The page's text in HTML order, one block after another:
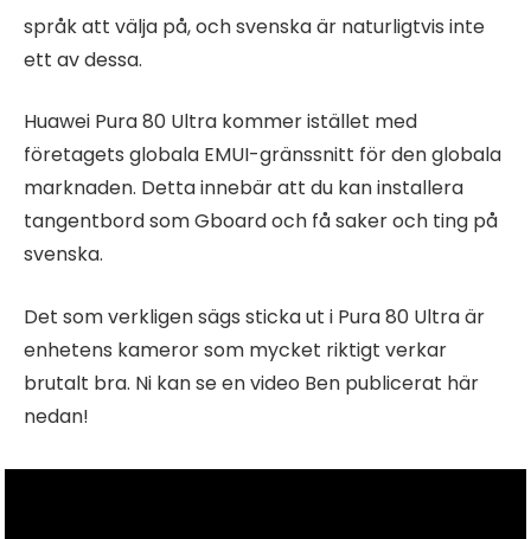
språk att välja på, och svenska är naturligtvis inte
ett av dessa.
Huawei Pura 80 Ultra kommer istället med
företagets globala EMUI-gränssnitt för den globala
marknaden. Detta innebär att du kan installera
tangentbord som Gboard och få saker och ting på
svenska.
Det som verkligen sägs sticka ut i Pura 80 Ultra är
enhetens kameror som mycket riktigt verkar
brutalt bra. Ni kan se en video Ben publicerat här
nedan!